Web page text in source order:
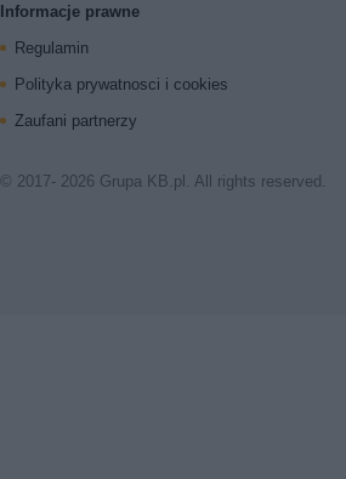
Informacje prawne
Regulamin
Polityka prywatnosci i cookies
Zaufani partnerzy
© 2017- 2026 Grupa KB.pl. All rights reserved.